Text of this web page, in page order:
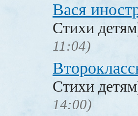
Вася
Стихи
11:04)
Стихи
14:00)